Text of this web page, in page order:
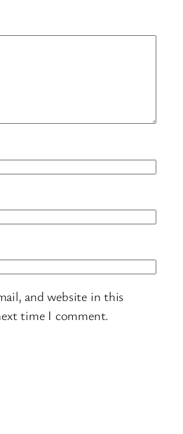
and website in this
time I comment.